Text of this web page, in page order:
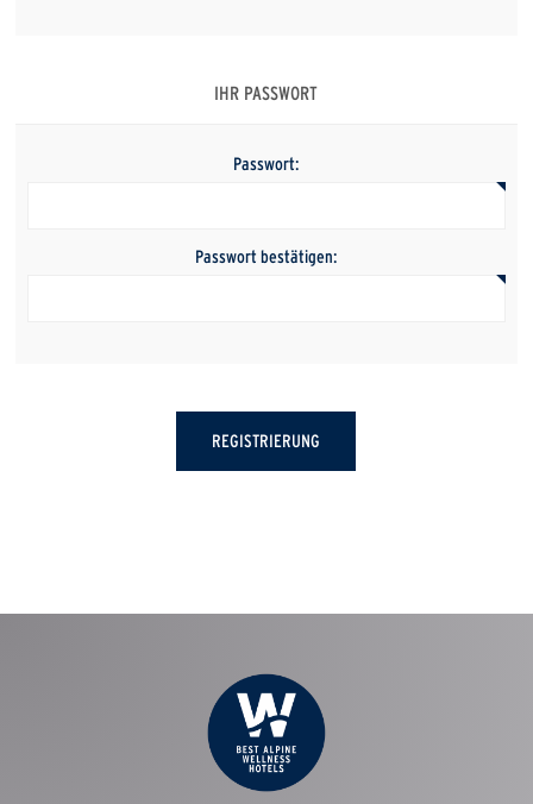
IHR PASSWORT
Passwort:
Passwort bestätigen: